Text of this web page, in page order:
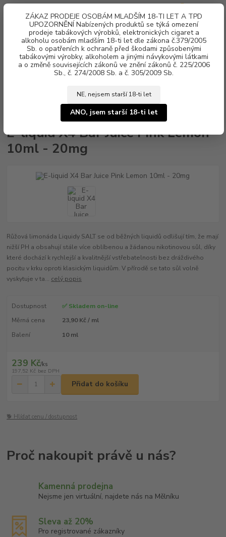
ZÁKAZ PRODEJE OSOBÁM MLADŠÍM 18-TI LET A TPD
UPOZORNĚNÍ Nabízených produktů se týká omezení
prodeje tabákových výrobků, elektronických cigaret a
alkoholu osobám mladším 18-ti let dle zákona č.379/2005
Sb. o opatřeních k ochraně před škodami způsobenými
tabákovými výrobky, alkoholem a jinými návykovými látkami
a o změně souvisejících zákonů ve znění zákonů č. 225/2006
Sb., č. 274/2008 Sb. a č. 305/2009 Sb.
NE, nejsem starší 18-ti let
ANO, jsem starší 18-ti let
Menu
za0 Kč
Juice Pink Lemon 10ml - 20mg
E-liquid X4 Bar Juice Pink Lemon
10ml - 20mg
Růžová limonáda Liquidy SALT se od běžných liquidů odlišují tím, že mají
nižší PH a obsahují stále více oblíbenou a žádanou nikotinovou sůl, díky
které dochází k rychlejší a kvalitnější vstřebatelnosti bez dráždivého
pocitu v krku oproti klasickým liquidům. V přírodě se tato sůl volně
vyskytuje v ta... celý popis
Dostupnost
✅ Skladem on-line
Měrná cena
23,90 Kč / ml
Balení
10 ml
239 Kč/ks
197,52 Kč bez DPH
Přidat do košíku
🐕 Hlídat cenu / dostupnost
Kamenná prodejna
Nejsme jen virtuální, najdete nás na Mělníku
Sleva až 20%
Pro registrované zákazníky